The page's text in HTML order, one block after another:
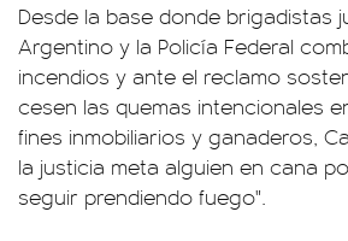
Desde la base donde brigadistas
Argentino y la Policía Federal
incendios y ante el reclamo
cesen las quemas intencionales
fines inmobiliarios y ganaderos,
la justicia meta alguien en cana
seguir prendiendo fuego".